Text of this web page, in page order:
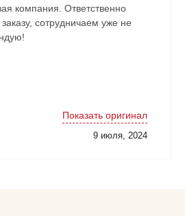
компания. Ответственно
сотрудничаем уже не
Показать оригинал
9 июля, 2024